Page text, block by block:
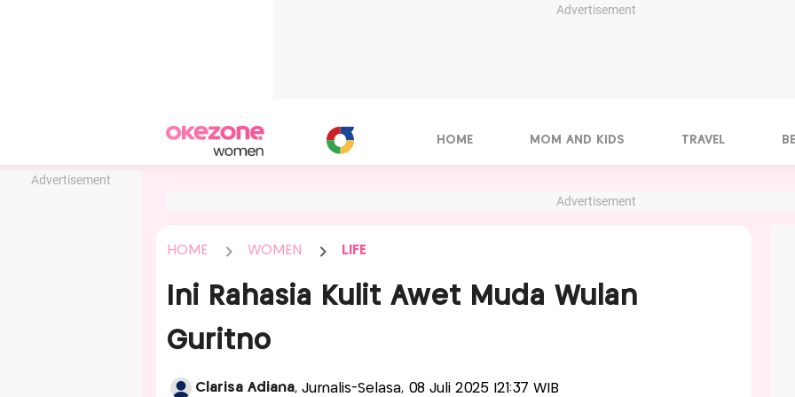
Advertisement
Advertisement
HOME MOM AND KIDS TRAVEL
Advertisement
HOME WOMEN LIFE
Ini Rahasia Kulit Awet Muda Wulan
Guritno
Clarisa Adiana, Jurnalis-Selasa, 08 Juli 2025 |21:37 WIB